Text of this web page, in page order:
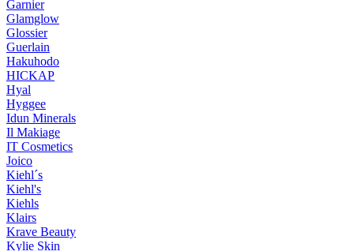
Garnier
Glamglow
Glossier
Guerlain
Hakuhodo
HICKAP
Hyal
Hyggee
Idun Minerals
Il Makiage
IT Cosmetics
Joico
Kiehl´s
Kiehl's
Kiehls
Klairs
Krave Beauty
Kylie Skin